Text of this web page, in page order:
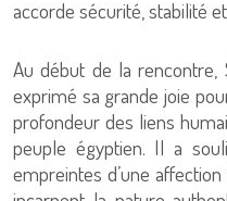
accorde sécurité, stabilité
Au début de la rencontre,
exprimé sa grande joie
profondeur des liens
peuple égyptien. Il a
empreintes d’une